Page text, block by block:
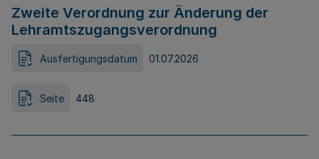
Zweite Verordnung zur Änderung der
Lehramtszugangsverordnung
Ausfertigungsdatum 01.07.2026
Seite 448